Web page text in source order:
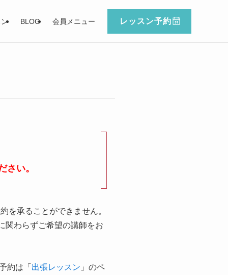
BLOG 会員メニュー レッスン予約
さい。
を承ることができません。
関わらずご希望の講師をお
約は「 出張レッスン 」のペ